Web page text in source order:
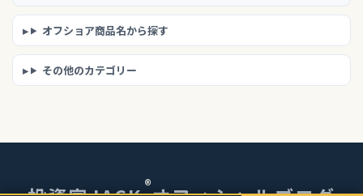
オフショア商品名から探す
その他のカテゴリー
®